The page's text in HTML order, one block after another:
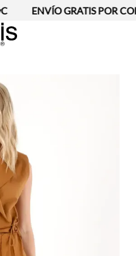
ENVÍO GRATIS POR